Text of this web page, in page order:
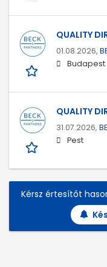
QUALITY
01.08.2026,
Budapest
QUALITY
31.07.2026,
Pest
Kérsz értesítőt